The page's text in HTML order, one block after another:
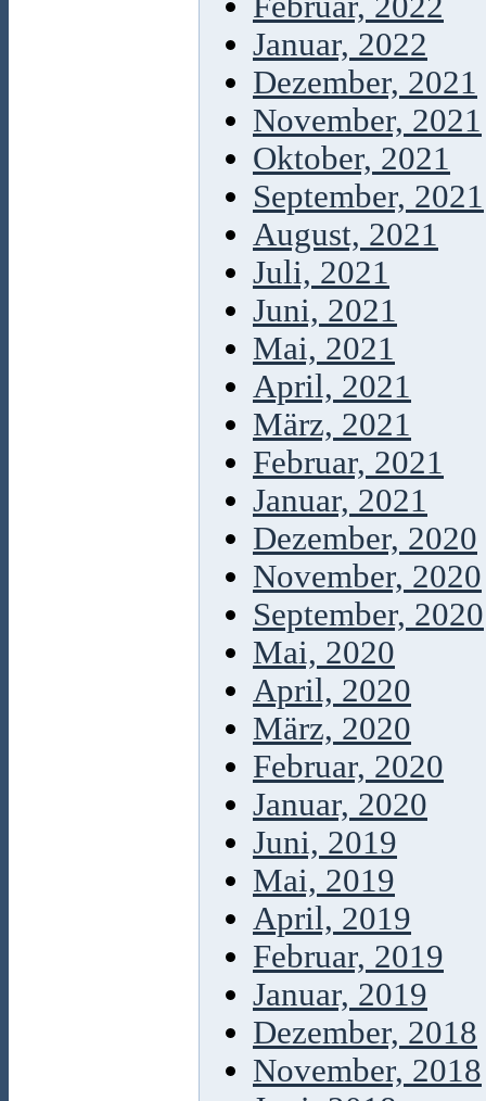
Januar, 2022
Dezember, 2021
November, 2021
Oktober, 2021
September, 2021
August, 2021
Juli, 2021
Juni, 2021
Mai, 2021
April, 2021
März, 2021
Februar, 2021
Januar, 2021
Dezember, 2020
November, 2020
September, 2020
Mai, 2020
April, 2020
März, 2020
Februar, 2020
Januar, 2020
Juni, 2019
Mai, 2019
April, 2019
Februar, 2019
Januar, 2019
Dezember, 2018
November, 2018